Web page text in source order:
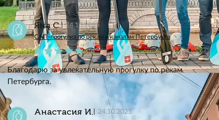
Яна С. 24.10.2025
САП-прогулка по рекам и каналам Петербурга
Благодарю за увлекательную прогулку по рекам
Петербурга.
Анастасия И. 24.10.2025